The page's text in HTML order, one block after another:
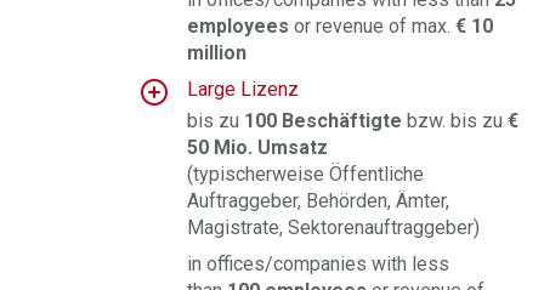
employeesor revenue of max.€ 10
million
Large Lizenz
bis zu 100 Beschäftigtebzw. bis zu€
50 Mio. Umsatz
(typischerweise Öffentliche
Auftraggeber, Behörden, Ämter,
Magistrate, Sektorenauftraggeber)
in offices/companies with less